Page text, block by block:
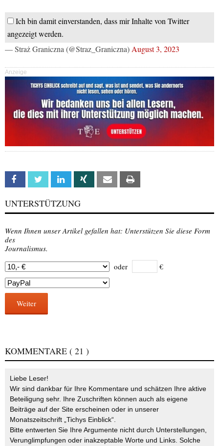
Ich bin damit einverstanden, dass mir Inhalte von Twitter
angezeigt werden.
— Straż Graniczna (@Straz_Graniczna) August 3, 2023
Anzeige
Facebook Twitter Linkedin Xing Email
UNTERSTÜTZUNG
Wenn Ihnen unser Artikel gefallen hat: Unterstützen Sie diese Form
des
Journalismus.
oder
€
Weiter
KOMMENTARE ( 21 )
Liebe Leser!
Wir sind dankbar für Ihre Kommentare und schätzen Ihre aktive
Beteiligung sehr. Ihre Zuschriften können auch als eigene
Beiträge auf der Site erscheinen oder in unserer
Monatszeitschrift „Tichys Einblick“.
Bitte entwerten Sie Ihre Argumente nicht durch Unterstellungen,
Verunglimpfungen oder inakzeptable Worte und Links. Solche